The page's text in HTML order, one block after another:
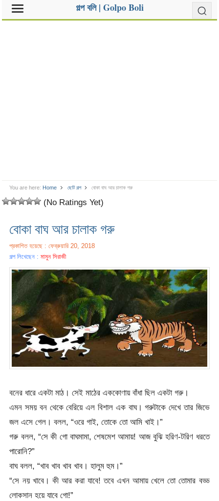
গল্প বলি | Golpo Boli
You are here: Home ছোট গল্প বোকা বাঘ আর চালাক গরু
(No Ratings Yet)
বোকা বাঘ আর চালাক গরু
প্রকাশিত হয়েছে : ফেব্রুয়ারি 20, 2018
গল্প লিখেছেন :মামুন সিরাজী
বনের ধারে একটা মাঠ। সেই মাঠের এককোণায় বাঁধা ছিল একটা গরু।
এমন সময় বন থেকে বেরিয়ে এল বিশাল এক বাঘ। গরুটাকে দেখে তার জিভে
জল এসে গেল। বলল, “ওরে গাই, তোকে তো আমি খাই।”
গরু বলল, “সে কী গো বাঘমামা, শেষমেশ আমায়! আজ বুঝি হরিণ-টরিণ ধরতে
পারোনি?”
বাঘ বলল, “খাব খাব খাব খাব। হালুম হুম।”
“সে নয় খাবে। কী আর করা যাবে! তবে এখন আমায় খেলে তো তোমার বড্ড
লোকসান হয়ে যাবে গো!”